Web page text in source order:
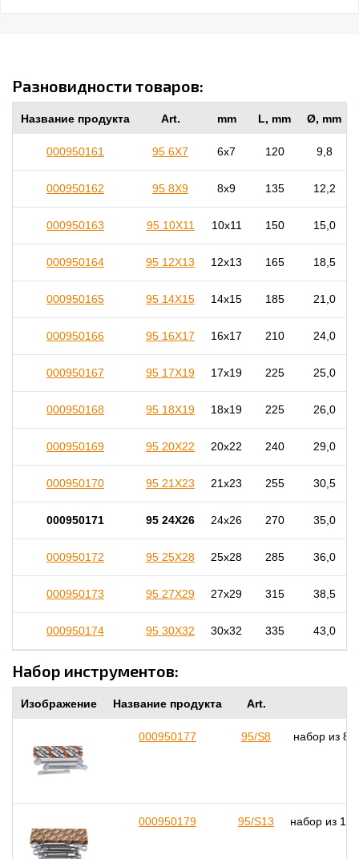
Разновидности товаров:
Название продукта Art. mm L, mm Ø, mm
000950161 95 6X7 6x7 120 9,8
000950162 95 8X9 8x9 135 12,2
000950163 95 10X11 10x11 150 15,0
000950164 95 12X13 12x13 165 18,5
000950165 95 14X15 14x15 185 21,0
000950166 95 16X17 16x17 210 24,0
000950167 95 17X19 17x19 225 25,0
000950168 95 18X19 18x19 225 26,0
000950169 95 20X22 20x22 240 29,0
000950170 95 21X23 21x23 255 30,5
000950171 95 24X26 24x26 270 35,0
000950172 95 25X28 25x28 285 36,0
000950173 95 27X29 27x29 315 38,5
000950174 95 30X32 30x32 335 43,0
Набор инструментов:
Изображение Название продукта Art.
000950177 95/S8 набор из 8
000950179 95/S13 набор из 13